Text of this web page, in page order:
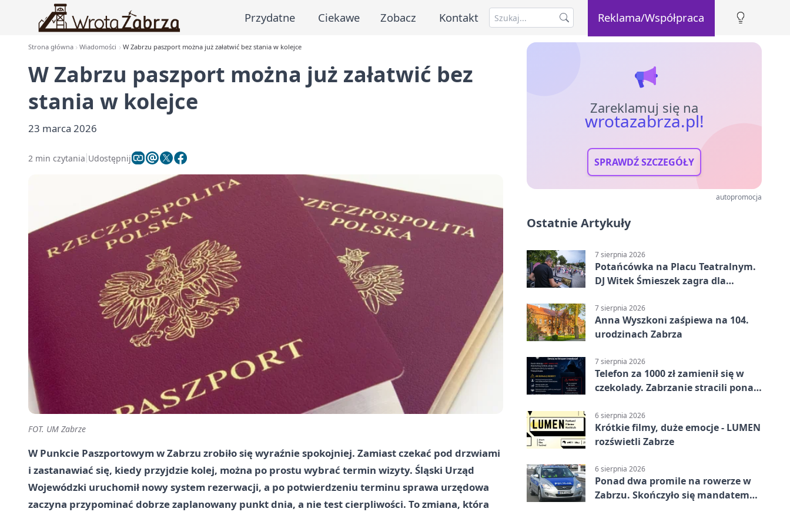
Przydatne Ciekawe Zobacz Kontakt Reklama/Współpraca
Strona główna Wiadomości W Zabrzu paszport można już załatwić bez stania w kolejce
W Zabrzu paszport można już załatwić bez
stania w kolejce
23 marca 2026
2 min czytania Udostępnij
FOT. UM Zabrze
W Punkcie Paszportowym w Zabrzu zrobiło się wyraźnie spokojniej. Zamiast czekać pod drzwiami
i zastanawiać się, kiedy przyjdzie kolej, można po prostu wybrać termin wizyty. Śląski Urząd
Wojewódzki uruchomił nowy system rezerwacji, a po potwierdzeniu terminu sprawa urzędowa
zaczyna przypominać dobrze zaplanowany punkt dnia, a nie test cierpliwości. To zmiana, która
Zareklamuj się na
wrotazabrza.pl!
SPRAWDŹ SZCZEGÓŁY
autopromocja
Ostatnie Artykuły
7 sierpnia 2026
Potańcówka na Placu Teatralnym.
DJ Witek Śmieszek zagra dla
7 sierpnia 2026
Anna Wyszkoni zaśpiewa na 104.
urodzinach Zabrza
7 sierpnia 2026
Telefon za 1000 zł zamienił się w
czekolady. Zabrzanie stracili ponad
6 sierpnia 2026
Krótkie filmy, duże emocje - LUMEN
rozświetli Zabrze
6 sierpnia 2026
Ponad dwa promile na rowerze w
Zabrzu. Skończyło się mandatem